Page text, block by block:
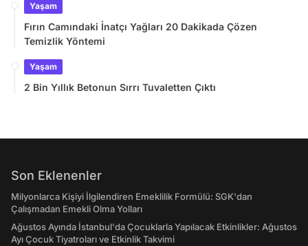
Yaşam
Fırın Camındaki İnatçı Yağları 20 Dakikada Çözen
Temizlik Yöntemi
Yaşam
2 Bin Yıllık Betonun Sırrı Tuvaletten Çıktı
Son Eklenenler
Milyonlarca Kişiyi İlgilendiren Emeklilik Formülü: SGK'dan
Çalışmadan Emekli Olma Yolları
Ağustos Ayında İstanbul'da Çocuklarla Yapılacak Etkinlikler: Ağustos
Ayı Çocuk Tiyatroları ve Etkinlik Takvimi